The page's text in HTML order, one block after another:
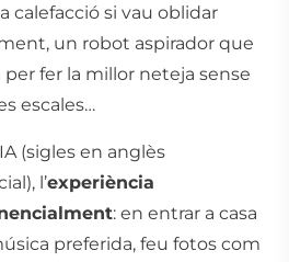
calefacció si vau oblidar
un robot aspirador que
per fer la millor neteja sense
escales…
(sigles en anglès
l’experiència
: en entrar a casa
preferida, feu fotos com